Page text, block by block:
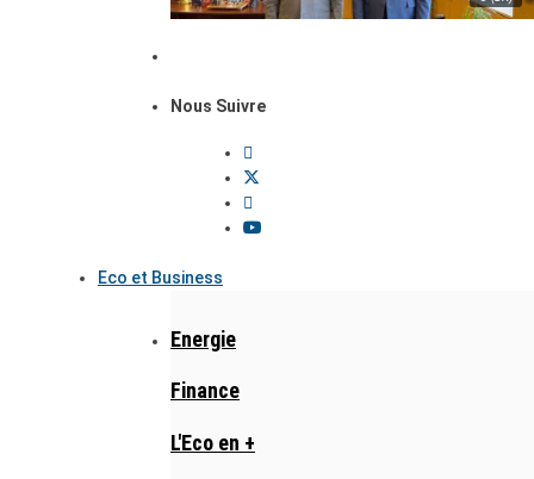
Nous Suivre
Eco et Business
Energie
Finance
L'Eco en +